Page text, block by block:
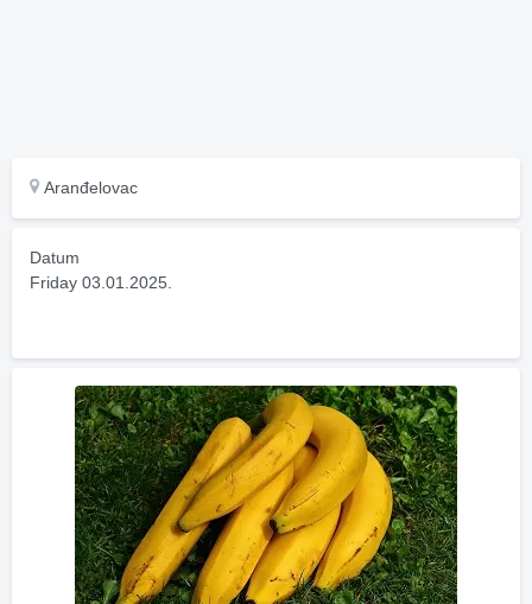
Aranđelovac
Datum
Friday 03.01.2025.